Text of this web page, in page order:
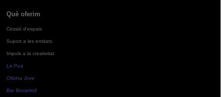
Què oferim
Cessió d'espais
Suport a les entitats
Impuls a la creativitat
La Pua
Oficina Jove
Bar Bocamoll